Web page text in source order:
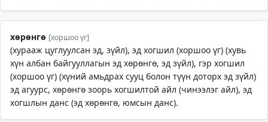
хөрөнгө [хоршоо үг]
(хурааж цуглуулсан эд, зүйл), эд хогшил (хоршоо үг) (хувь
хүн албан байгууллагын эд хөрөнгө, эд зүйл), гэр хогшил
(хоршоо үг) (хүний амьдрах сууц болон түүн доторх эд зүйл)
эд агуурс, хөрөнгө зоорь хогшилтой айл (чинээлэг айл), эд
хогшлын данс (эд хөрөнгө, юмсын данс).